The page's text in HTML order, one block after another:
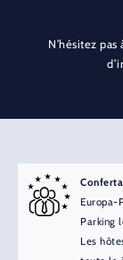
N’hésitez
Europa-
Parking
Les